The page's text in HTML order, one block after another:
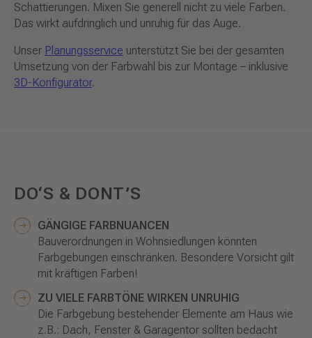
Schattierungen. Mixen Sie generell nicht zu viele Farben.
Das wirkt aufdringlich und unruhig für das Auge.
Unser Planungsservice unterstützt Sie bei der gesamten
Umsetzung von der Farbwahl bis zur Montage – inklusive
3D-Konfigurator.
DO‘S & DONT’S
GÄNGIGE FARBNUANCEN
Bauverordnungen in Wohnsiedlungen könnten
Farbgebungen einschränken. Besondere Vorsicht gilt
mit kräftigen Farben!
ZU VIELE FARBTÖNE WIRKEN UNRUHIG
Die Farbgebung bestehender Elemente am Haus wie
z.B.: Dach, Fenster & Garagentor sollten bedacht